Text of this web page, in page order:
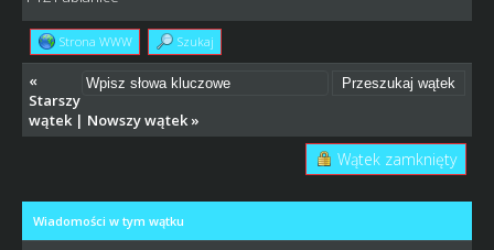
Strona WWW Szukaj
«
Starszy
wątek| Nowszy wątek»
Wątek zamknięty
Wiadomości w tym wątku